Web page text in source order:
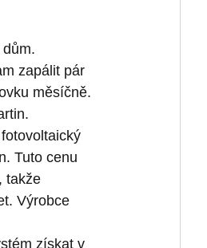
zapálit pár
měsíčně.
Tuto cenu
takže
Výrobce
získat v